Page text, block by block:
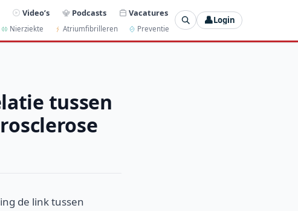
Video’s Podcasts Vacatures
Nierziekte Atriumfibrilleren Preventie
👤Login
tussen
de link tussen